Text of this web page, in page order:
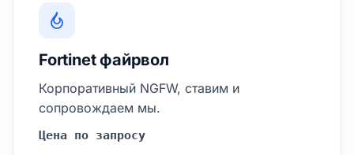
Fortinet файрвол
Корпоративный NGFW, ставим и
сопровождаем мы.
Цена по запросу